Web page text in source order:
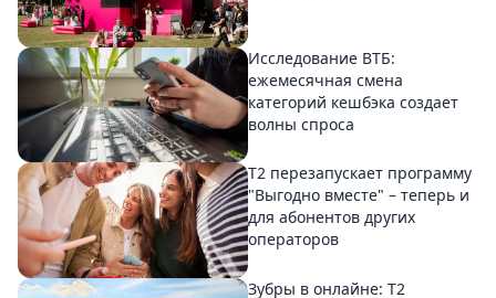
Исследование ВТБ:
ежемесячная смена
категорий кешбэка создает
волны спроса
Т2 перезапускает программу
"Выгодно вместе" – теперь и
для абонентов других
операторов
Зубры в онлайне: Т2